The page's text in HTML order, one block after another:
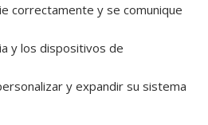
correctamente y se comunique
y los dispositivos de
y expandir su sistema